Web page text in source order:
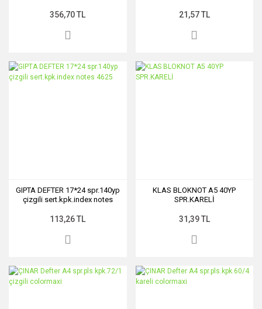
356,70 TL 21,57 TL
GIPTA DEFTER 17*24 spr.140yp
çizgili sert.kpk.index notes
113,26 TL
KLAS BLOKNOT A5 40YP
SPR.KARELİ
31,39 TL